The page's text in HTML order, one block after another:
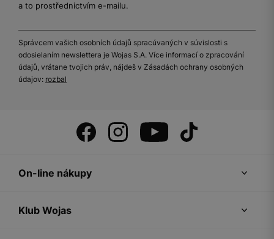
a to prostřednictvím e-mailu.
Správcem vašich osobních údajů spracúvaných v súvislosti s
odosielaním newslettera je Wojas S.A. Více informací o zpracování
údajů, vrátane tvojich práv, nájdeš v Zásadách ochrany osobných
údajov: rozbal
On-line nákupy
Klub Wojas